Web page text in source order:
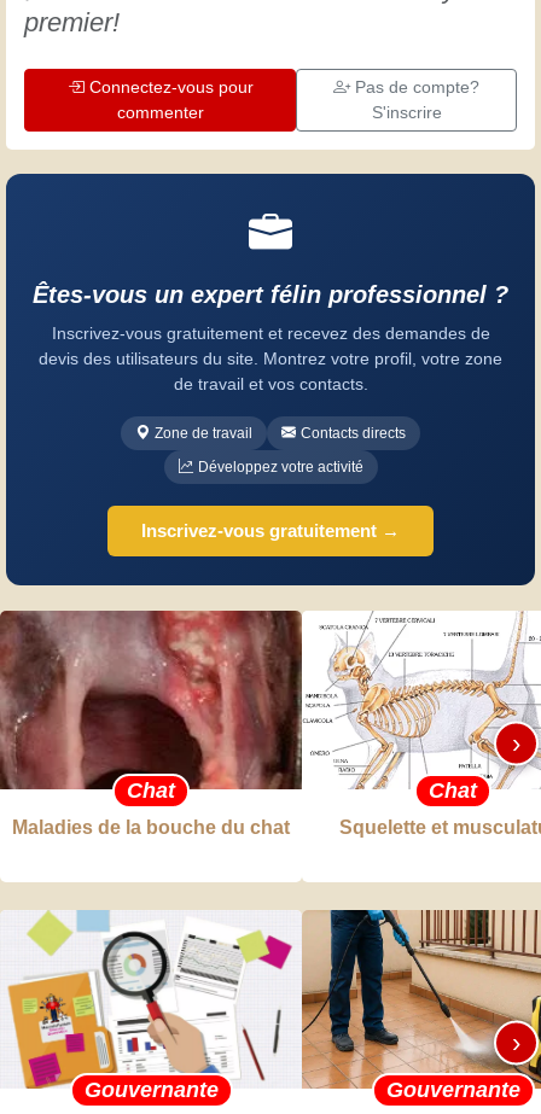
premier!
Connectez-vous pour
commenter
Pas de compte?
S'inscrire
Êtes-vous un expert félin professionnel ?
Inscrivez-vous gratuitement et recevez des demandes de
devis des utilisateurs du site. Montrez votre profil, votre zone
de travail et vos contacts.
Zone de travail
Contacts directs
Développez votre activité
Inscrivez-vous gratuitement →
Chat
Maladies de la bouche du chat
Chat
Squelette et
›
Gouvernante Gouvernante
›